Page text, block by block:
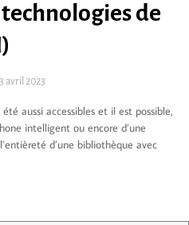
de
3 avril 2023
aussi accessibles et il est possible,
intelligent ou encore d’une
d’une bibliothèque avec